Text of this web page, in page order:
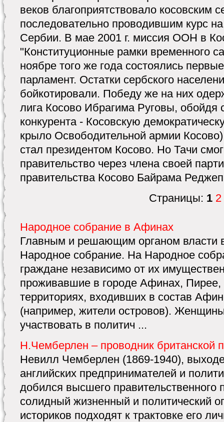
веков благоприятствовало косовским
последовательно проводившим курс
Сербии. В мае 2001 г. миссия ООН в
"Конституционные рамки временного
ноябре того же года состоялись
парламент. Остатки сербского
бойкотировали. Победу же на них
лига Косово Ибрагима Руговы, обойдя
конкурента - Косовскую
крыло Освободительной армии
стал президентом Косово. Но Тачи
правительство через члена своей
правительства Косово Байрама
Страницы: 1 2
Народное собрание в Афинах
Главным и решающим органом власти
Народное собрание. На Народное
граждане независимо от их
проживавшие в городе Афинах, Пирее,
территориях, входивших в состав
(например, жители островов).
участвовать в политич ...
Н.Чемберлен – проводник британской
Невилл Чемберлен (1869-1940),
английских предпринимателей и
добился высшего правительственного
солидный жизненный и политический
историков подходят к трактовке его